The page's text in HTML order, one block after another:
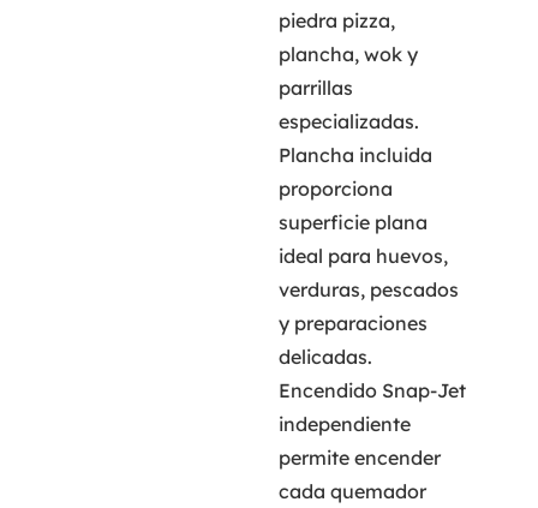
piedra pizza,
plancha, wok y
parrillas
especializadas.
Plancha incluida
proporciona
superficie plana
ideal para huevos,
verduras, pescados
y preparaciones
delicadas.
Encendido Snap-Jet
independiente
permite encender
cada quemador